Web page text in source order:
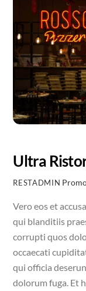
Ultra
RESTADMIN
Vero eos et
qui blanditiis
corrupti quos
occaecati
qui officia
dolorum fuga. Et